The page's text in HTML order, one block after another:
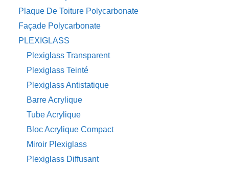
Plaque De Toiture Polycarbonate
Façade Polycarbonate
PLEXIGLASS
Plexiglass Transparent
Plexiglass Teinté
Plexiglass Antistatique
Barre Acrylique
Tube Acrylique
Bloc Acrylique Compact
Miroir Plexiglass
Plexiglass Diffusant